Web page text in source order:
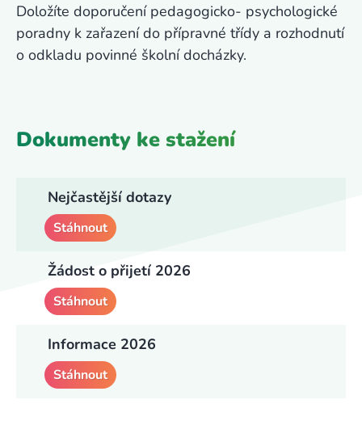
Doložíte doporučení pedagogicko- psychologické
poradny k zařazení do přípravné třídy a rozhodnutí
o odkladu povinné školní docházky.
Dokumenty ke stažení
Nejčastější dotazy
Stáhnout
Žádost o přijetí 2026
Stáhnout
Informace 2026
Stáhnout